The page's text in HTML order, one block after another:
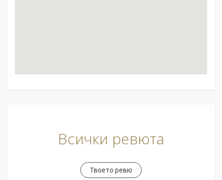
Всички ревюта
Твоето ревю